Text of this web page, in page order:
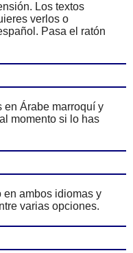
Los textos
verlos o
Pasa el ratón
en Árabe marroquí y
momento si lo has
en ambos idiomas y
varias opciones.